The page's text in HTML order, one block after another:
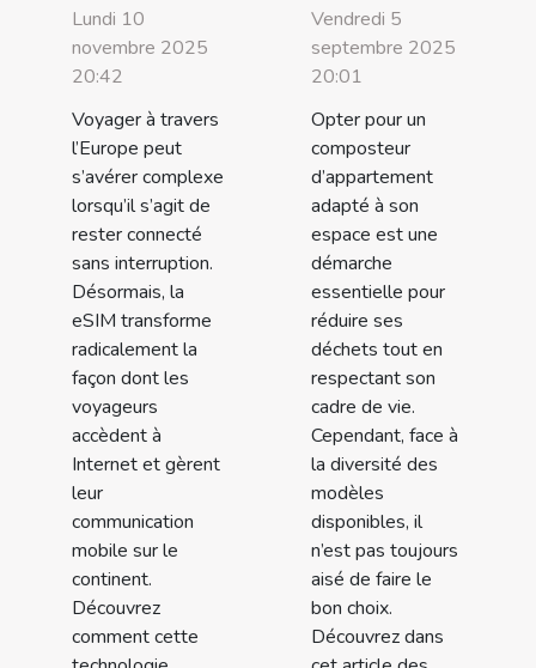
Lundi 10
novembre 2025
20:42
Voyager à travers
l’Europe peut
s’avérer complexe
lorsqu’il s’agit de
rester connecté
sans interruption.
Désormais, la
eSIM transforme
radicalement la
façon dont les
voyageurs
accèdent à
Internet et gèrent
leur
communication
mobile sur le
continent.
Découvrez
comment cette
Vendredi 5
septembre 2025
20:01
Opter pour un
composteur
d’appartement
adapté à son
espace est une
démarche
essentielle pour
réduire ses
déchets tout en
respectant son
cadre de vie.
Cependant, face à
la diversité des
modèles
disponibles, il
n’est pas toujours
aisé de faire le
bon choix.
Découvrez dans